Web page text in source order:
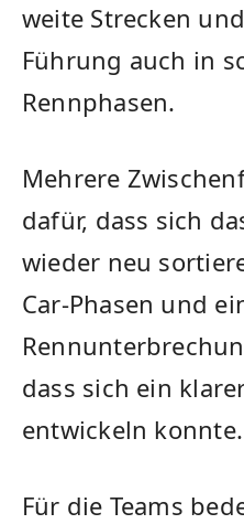
weite Strecken
Führung auch in
Rennphasen.
Mehrere
dafür, dass sich
wieder neu
Car-Phasen und
dass sich ein
entwickeln konnte.
Für die Teams